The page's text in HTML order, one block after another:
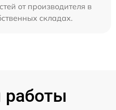
от производителя в
складах.